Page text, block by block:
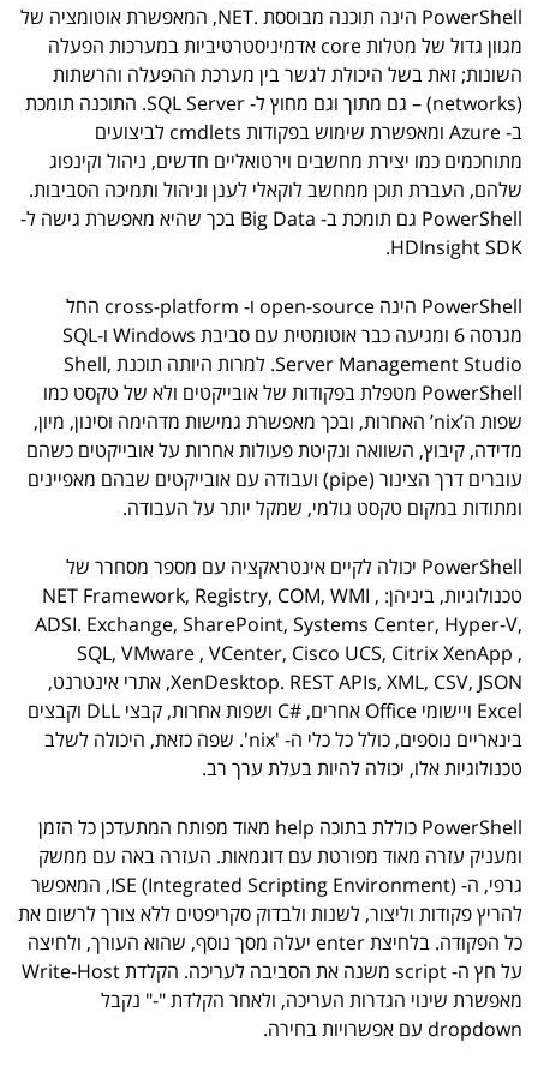
PowerShell הינה תוכנה מבוססת .NET, המאפשרת אוטומציה של
מגוון גדול של מטלות core אדמיניסטרטיביות במערכות הפעלה
השונות; זאת בשל היכולת לגשר בין מערכת ההפעלה והרשתות
(networks) – גם מתוך וגם מחוץ ל- SQL Server. התוכנה תומכת
ב- Azure ומאפשרת שימוש בפקודות cmdlets לביצועים
מתוחכמים כמו יצירת מחשבים וירטואליים חדשים, ניהול וקינפוג
שלהם, העברת תוכן ממחשב לוקאלי לענן וניהול ותמיכה הסביבות.
PowerShell גם תומכת ב- Big Data בכך שהיא מאפשרת גישה ל-
HDInsight SDK.
PowerShell הינה open-source ו- cross-platform החל
מגרסה 6 ומגיעה כבר אוטומטית עם סביבת Windows ו-SQL
Server Management Studio. למרות היותה תוכנת Shell,
PowerShell מטפלת בפקודות של אובייקטים ולא של טקסט כמו
שפות ה’nix’ האחרות, ובכך מאפשרת גמישות מדהימה וסינון, מיון,
מדידה, קיבוץ, השוואה ונקיטת פעולות אחרות על אובייקטים כשהם
עוברים דרך הצינור (pipe) ועבודה עם אובייקטים שבהם מאפיינים
ומתודות במקום טקסט גולמי, שמקל יותר על העבודה.
PowerShell יכולה לקיים אינטראקציה עם מספר מסחרר של
טכנולוגיות, ביניהן: NET Framework, Registry, COM, WMI ,
ADSI. Exchange, SharePoint, Systems Center, Hyper-V,
SQL, VMware , VCenter, Cisco UCS, Citrix XenApp ,
XenDesktop. REST APIs, XML, CSV, JSON, אתרי אינטרנט,
Excel ויישומי Office אחרים, #C ושפות אחרות, קבצי DLL וקבצים
בינאריים נוספים, כולל כל כלי ה- 'nix'. שפה כזאת, היכולה לשלב
טכנולוגיות אלו, יכולה להיות בעלת ערך רב.
PowerShell כוללת בתוכה help מאוד מפותח המתעדכן כל הזמן
ומעניק עזרה מאוד מפורטת עם דוגמאות. העזרה באה עם ממשק
גרפי, ה- (ISE (Integrated Scripting Environment, המאפשר
להריץ פקודות וליצור, לשנות ולבדוק סקריפטים ללא צורך לרשום את
כל הפקודה. בלחיצת enter יעלה מסך נוסף, שהוא העורך, ולחיצה
על חץ ה- script משנה את הסביבה לעריכה. הקלדת Write-Host
מאפשרת שינוי הגדרות העריכה, ולאחר הקלדת "-" נקבל
dropdown עם אפשרויות בחירה.